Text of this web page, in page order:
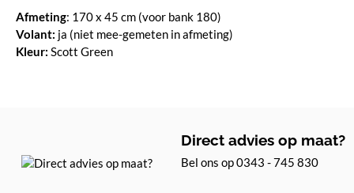
Afmeting: 170 x 45 cm (voor bank 180)
Volant: ja (niet mee-gemeten in afmeting)
Kleur: Scott Green
Direct advies op maat?
Bel ons op 0343 - 745 830